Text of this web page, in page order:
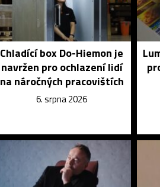
Chladící box Do-Hiemon je
navržen pro ochlazení lidí
na náročných pracovištích
6. srpna 2026